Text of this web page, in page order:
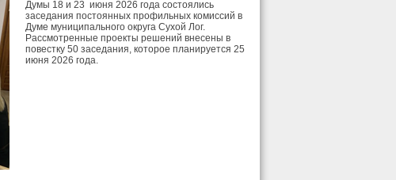
Думы 18 и 23 июня 2026 года состоялись
заседания постоянных профильных комиссий в
Думе муниципального округа Сухой Лог.
Рассмотренные проекты решений внесены в
повестку 50 заседания, которое планируется 25
июня 2026 года.